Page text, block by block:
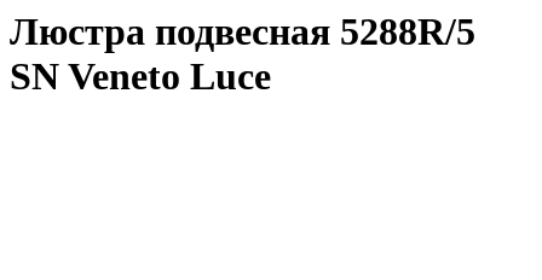
Люстра подвесная 5288R/5
SN Veneto Luce